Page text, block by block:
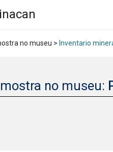
no museu > Inventario
no museu: